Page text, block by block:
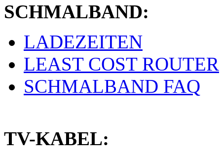
SCHMALBAND:
LADEZEITEN
LEAST COST ROUTER
SCHMALBAND FAQ
TV-KABEL: